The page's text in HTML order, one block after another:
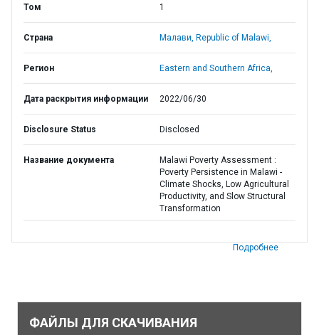
Том 1
Страна Малави, Republic of Malawi,
Регион Eastern and Southern Africa,
Дата раскрытия информации 2022/06/30
Disclosure Status Disclosed
Название документа
Malawi Poverty Assessment :
Poverty Persistence in Malawi -
Climate Shocks, Low Agricultural
Productivity, and Slow Structural
Transformation
Подробнее
ФАЙЛЫ ДЛЯ СКАЧИВАНИЯ